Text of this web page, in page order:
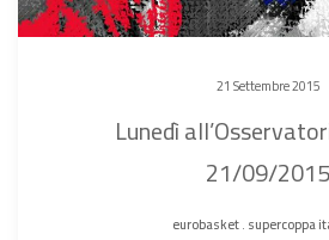
21 Settembre 2015
Lunedì
21/09/2015
eurobasket. supercoppa